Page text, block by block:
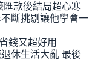
匯款後結局超心寒
斷挑剔讓他學會一
錢又超好用
休生活大亂 最後